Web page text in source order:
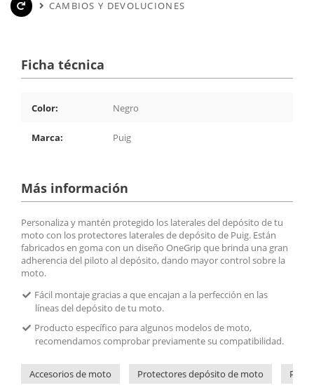
CAMBIOS Y DEVOLUCIONES
Ficha técnica
Color: Negro
Marca: Puig
Más información
Personaliza y mantén protegido los laterales del depósito de tu
moto con los protectores laterales de depósito de Puig. Están
fabricados en goma con un diseño OneGrip que brinda una gran
adherencia del piloto al depósito, dando mayor control sobre la
moto.
Fácil montaje gracias a que encajan a la perfección en las
líneas del depósito de tu moto.
Producto específico para algunos modelos de moto,
recomendamos comprobar previamente su compatibilidad.
Accesorios de moto Protectores depósito de moto